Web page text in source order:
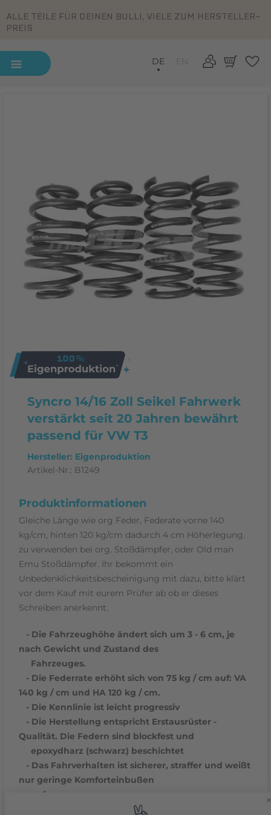
ALLE TEILE FÜR DEINEN BULLI, VIELE ZUM HERSTELLER-
PREIS
DE
Syncro 14/16 Zoll Seikel Fahrwerk
verstärkt seit 20 Jahren bewährt
passend für VW T3
Hersteller: Eigenproduktion
Artikel-Nr.: B1249
Produktinformationen
Gleiche Länge wie org Feder, Federate vorne 140
kg/cm, hinten 120 kg/cm dadurch 4 cm Höherlegung.
zu verwenden bei org. Stoßdämpfer, oder Old man
Emu Stoßdämpfer. Ihr bekommt ein
Unbedenklichkeitsbescheinigung mit dazu, bitte klärt
vor dem Kauf mit eurem Prüfer ab ob er dieses
Schreiben anerkennt.
- Die Fahrzeughöhe ändert sich um 3 - 6 cm, je
nach Gewicht und Zustand des
Fahrzeuges.
- Die Federrate erhöht sich von 75 kg / cm auf: VA
140 kg / cm und HA 120 kg / cm.
- Die Kennlinie ist leicht progressiv
- Die Herstellung entspricht Erstausrüster -
Qualität. Die Federn sind blockfest und
epoxydharz (schwarz) beschichtet
- Das Fahrverhalten ist sicherer, straffer und weißt
nur geringe Komforteinbußen
auf
Zu beachten: durch die Höherlegung des